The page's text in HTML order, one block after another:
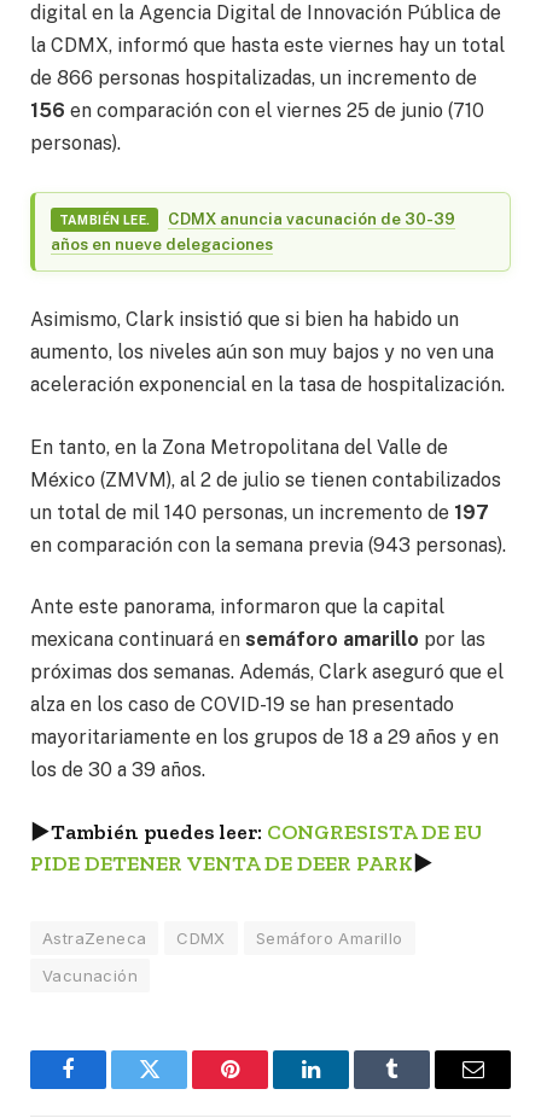
digital en la Agencia Digital de Innovación Pública de
la CDMX, informó que hasta este viernes hay un total
de 866 personas hospitalizadas, un incremento de
156 en comparación con el viernes 25 de junio (710
personas).
TAMBIÉN LEE.
CDMX anuncia vacunación de 30-39
años en nueve delegaciones
Asimismo, Clark insistió que si bien ha habido un
aumento, los niveles aún son muy bajos y no ven una
aceleración exponencial en la tasa de hospitalización.
En tanto, en la Zona Metropolitana del Valle de
México (ZMVM), al 2 de julio se tienen contabilizados
un total de mil 140 personas, un incremento de 197
en comparación con la semana previa (943 personas).
Ante este panorama, informaron que la capital
mexicana continuará en semáforo amarillo por las
próximas dos semanas. Además, Clark aseguró que el
alza en los caso de COVID-19 se han presentado
mayoritariamente en los grupos de 18 a 29 años y en
los de 30 a 39 años.
►También puedes leer: CONGRESISTA DE EU
PIDE DETENER VENTA DE DEER PARK►
AstraZeneca CDMX
Semáforo Amarillo
Vacunación
FacebookTwitter Pinterest LinkedInTumblr Email